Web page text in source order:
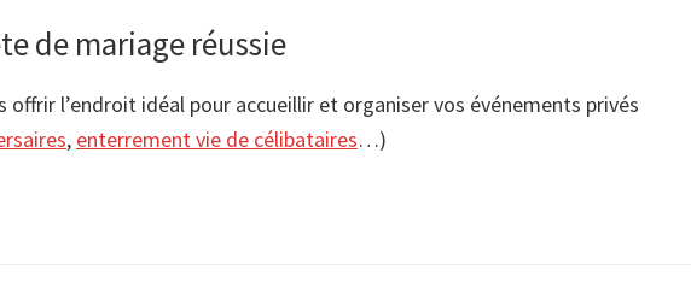
de mariage réussie
offrir l’endroit idéal pour accueillir et organiser vos événements privés
, enterrement vie de célibataires…)